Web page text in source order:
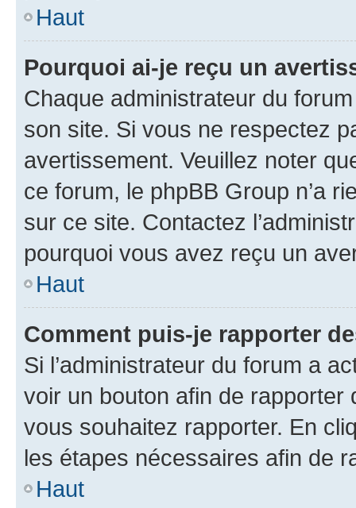
Haut
Pourquoi ai-je reçu un
Chaque administrateur du
son site. Si vous ne respectez
avertissement. Veuillez noter
ce forum, le phpBB Group n’a
sur ce site. Contactez
pourquoi vous avez reçu un
Haut
Comment puis-je rapporter
Si l’administrateur du forum a
voir un bouton afin de
vous souhaitez rapporter. En
les étapes nécessaires afin de
Haut